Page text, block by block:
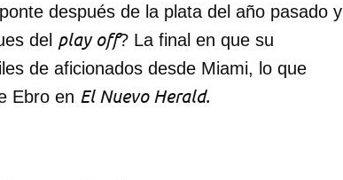
después de la plata del año pasado y
del play off? La final en que su
de aficionados desde Miami, lo que
Ebro en El Nuevo Herald.